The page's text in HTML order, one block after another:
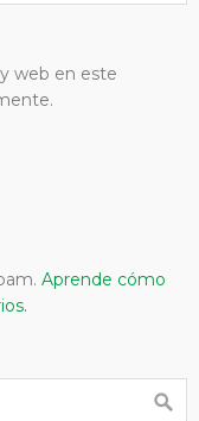
web en este
Aprende cómo